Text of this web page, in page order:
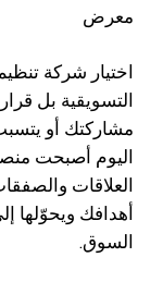
معرض
اختيار شركة
التسويقية بل
مشاركتك أو
اليوم أصبحت
العلاقات
أهدافك ويحوّلها
السوق.